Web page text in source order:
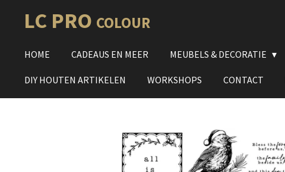
directLC PRO COLOUR
HOME CADEAUS EN MEER MEUBELS & DECORATIE
DIY HOUTEN ARTIKELEN WORKSHOPS CONTACT